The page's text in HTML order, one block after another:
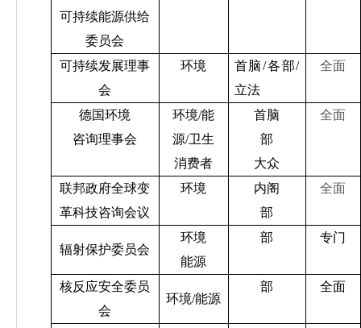
可持续能源供给
委员会
可持续发展理事
会
环境 首脑/各部/
立法
全面
德国环境
咨询理事会
环境/能
源/卫生
消费者
首脑
部
大众
全面
联邦政府全球变
革科技咨询会议
环境
内阁
部
全面
辐射保护委员会
环境
能源
部 专门
核反应安全委员
会
环境/能源
部 全面